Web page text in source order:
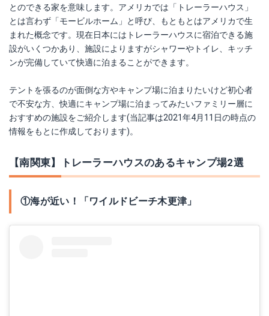
とのできる家を意味します。アメリカでは「トレーラーハウス」
とは言わず「モービルホーム」と呼び、もともとはアメリカで生
まれた概念です。現在日本にはトレーラーハウスに宿泊できる施
設がいくつかあり、施設によりますがシャワーやトイレ、キッチ
ンが完備していて快適に泊まることができます。
テントを張るのが面倒な方やキャンプ場に泊まりたいけど初心者
で不安な方、快適にキャンプ場に泊まってみたいファミリー層に
おすすめの施設をご紹介します(当記事は2021年4月11日の時点の
情報をもとに作成しております)。
【南関東】トレーラーハウスのあるキャンプ場2選
①海が近い！「ワイルドビーチ木更津」